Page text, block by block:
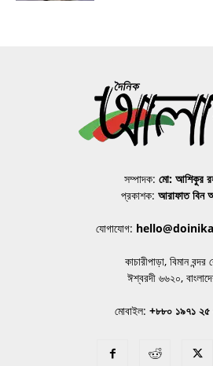
সম্পাদক: মো: আশিকুর
প্রকাশক: আরাফাত বিন
যোগাযোগ:
কাচারীপাড়া, বিমান
ঈশ্বরদী ৬৬২০,
মোবাইল: +৮৮০ ১৯৭১